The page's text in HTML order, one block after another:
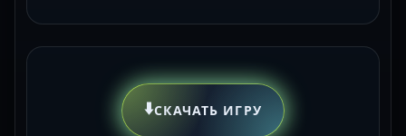
⬇️СКАЧАТЬ ИГРУ